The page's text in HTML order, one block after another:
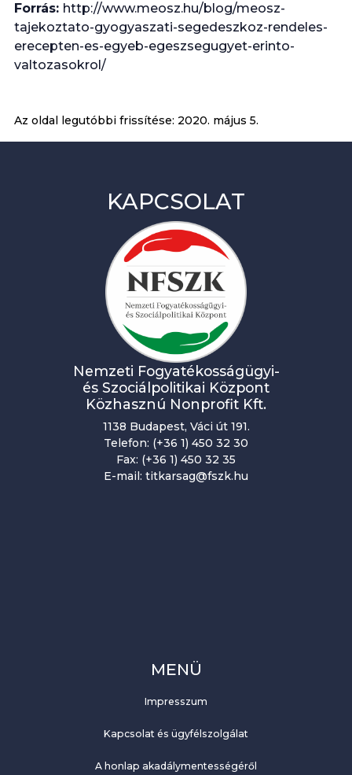
Forrás: http://www.meosz.hu/blog/meosz-
tajekoztato-gyogyaszati-segedeszkoz-rendeles-
erecepten-es-egyeb-egeszsegugyet-erinto-
valtozasokrol/
Az oldal legutóbbi frissítése: 2020. május 5.
KAPCSOLAT
Nemzeti Fogyatékosságügyi-
és Szociálpolitikai Központ
Közhasznú Nonprofit Kft.
1138 Budapest, Váci út 191.
Telefon: (+36 1) 450 32 30
Fax: (+36 1) 450 32 35
E-mail: titkarsag@fszk.hu
MENÜ
Impresszum
Kapcsolat és ügyfélszolgálat
A honlap akadálymentességéről